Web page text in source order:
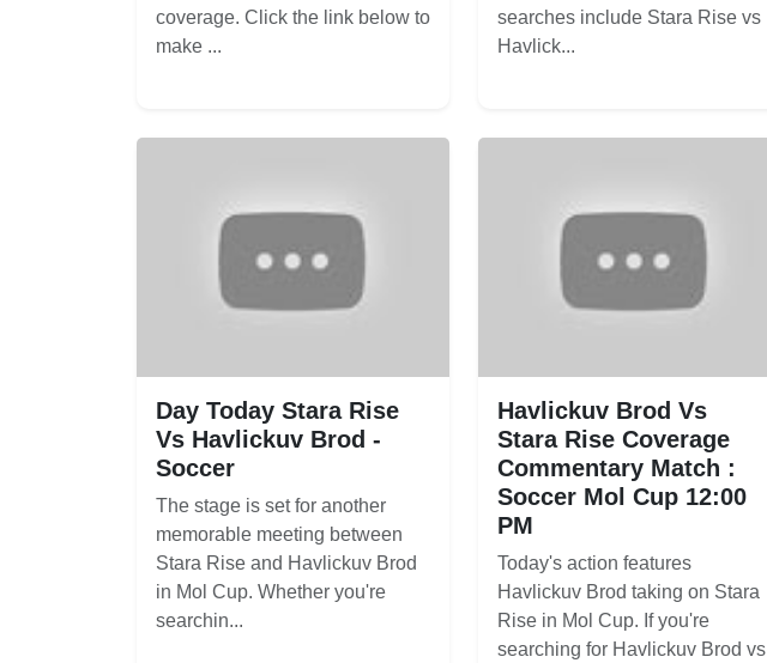
coverage. Click the link below to
make ...
searches include Stara Rise vs
Havlick...
Day Today Stara Rise
Vs Havlickuv Brod -
Soccer
The stage is set for another
memorable meeting between
Stara Rise and Havlickuv Brod
in Mol Cup. Whether you're
searchin...
Havlickuv Brod Vs
Stara Rise Coverage
Commentary Match :
Soccer Mol Cup 12:00
PM
Today's action features
Havlickuv Brod taking on Stara
Rise in Mol Cup. If you're
searching for Havlickuv Brod vs